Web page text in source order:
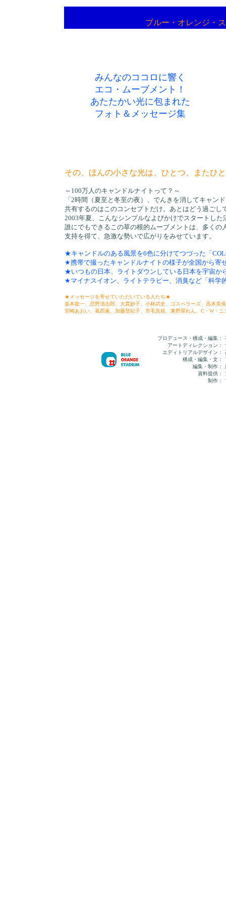
ブルー・オレンジ・
みんなのココロに響く
エコ・ムーブメント！
あたたかい光に包まれた
フォト＆メッセージ集
その、ほんの小さな光は、ひとつ、また
～100万人のキャンドルナイトって？～
「2時間（夏至と冬至の夜）、でんきを消してキャン
共有するのはこのコンセプトだけ。あとはどう過ごし
2003年夏、こんなシンプルなよびかけでスタートした
誰にでもできるこの草の根的ムーブメントは、多くの
支持を得て、急激な勢いで広がりをみせています。
★キャンドルのある風景を6色に分けてつづった「
★携帯で撮ったキャンドルナイトの様子が全国から寄
★いつもの日本、ライトダウンしている日本を宇宙か
★マイナスイオン、ライトテラピー、消臭など「科
★メッセージを寄せていただいている人たち★
坂本龍一、忌野清志郎、大貫妙子、小林武史、ゴスペラーズ、高木美
宮崎あおい、葛西薫、加藤登紀子、市毛良枝、東野翠れん、C・W・
プロデュース・構成・編集：
アートディレクション：
エディトリアルデザイン：
構成・編集・文：
編集・制作：
資料提供：
制作：